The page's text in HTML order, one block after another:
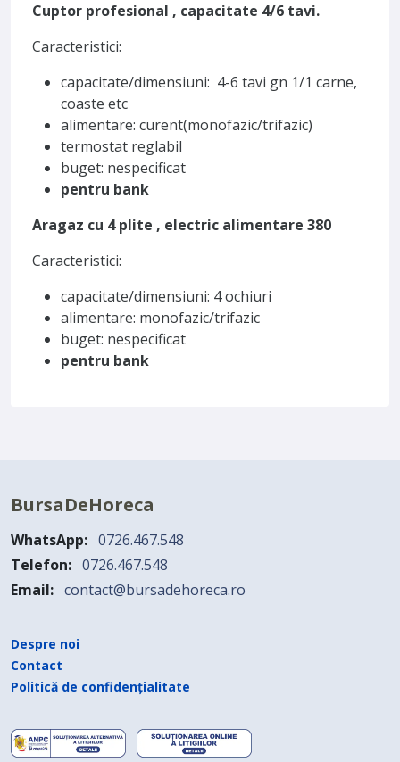
Cuptor profesional , capacitate 4/6 tavi.
Caracteristici:
capacitate/dimensiuni: 4-6 tavi gn 1/1 carne,
coaste etc
alimentare: curent(monofazic/trifazic)
termostat reglabil
buget: nespecificat
pentru bank
Aragaz cu 4 plite , electric alimentare 380
Caracteristici:
capacitate/dimensiuni: 4 ochiuri
alimentare: monofazic/trifazic
buget: nespecificat
pentru bank
BursaDeHoreca
WhatsApp: 0726.467.548
Telefon: 0726.467.548
Email: contact@bursadehoreca.ro
Despre noi
Contact
Politică de confidențialitate